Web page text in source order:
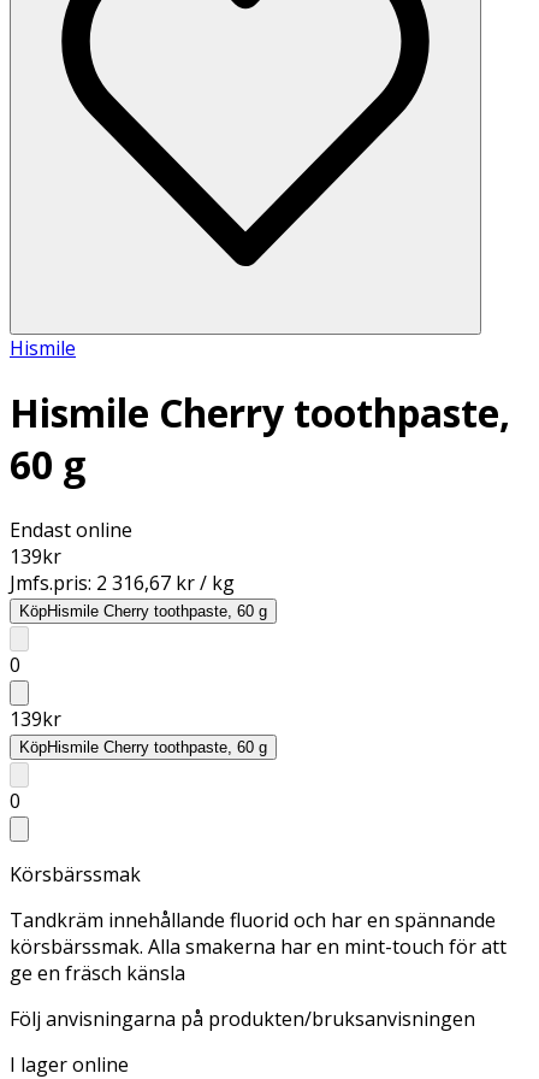
Hismile
Hismile Cherry toothpaste,
60 g
Endast online
139kr
Jmfs.pris: 2 316,67 kr / kg
KöpHismile Cherry toothpaste, 60 g
0
139kr
KöpHismile Cherry toothpaste, 60 g
0
Körsbärssmak
Tandkräm innehållande fluorid och har en spännande
körsbärssmak. Alla smakerna har en mint-touch för att
ge en fräsch känsla
Följ anvisningarna på produkten/bruksanvisningen
I lager online